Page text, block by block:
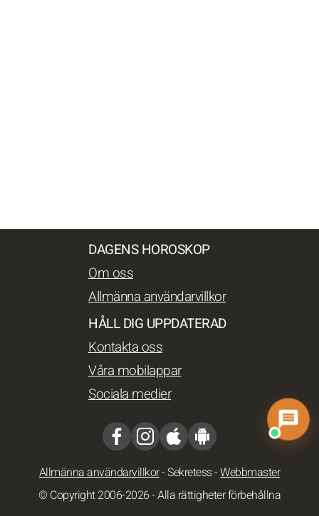
DAGENS HOROSKOP
Om oss
Allmänna användarvillkor
HÅLL DIG UPPDATERAD
Kontakta oss
Våra mobilappar
Sociala medier
Allmänna användarvillkor-Sekretess-Webbmaster
© Copyright 2006-2026 - Alla rättigheter förbehållna